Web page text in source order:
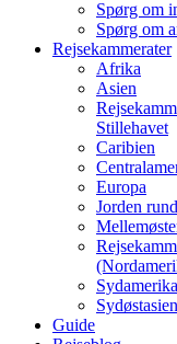
Spørg om
Spørg om
Rejsekammerater
Afrika
Asien
Stillehavet
Caribien
Europa
Jorden
Sydamerika
Sydøstasien
Guide